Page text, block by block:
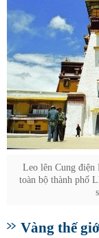
Leo lên Cung điện
toàn bộ thành phố
Vàng thế